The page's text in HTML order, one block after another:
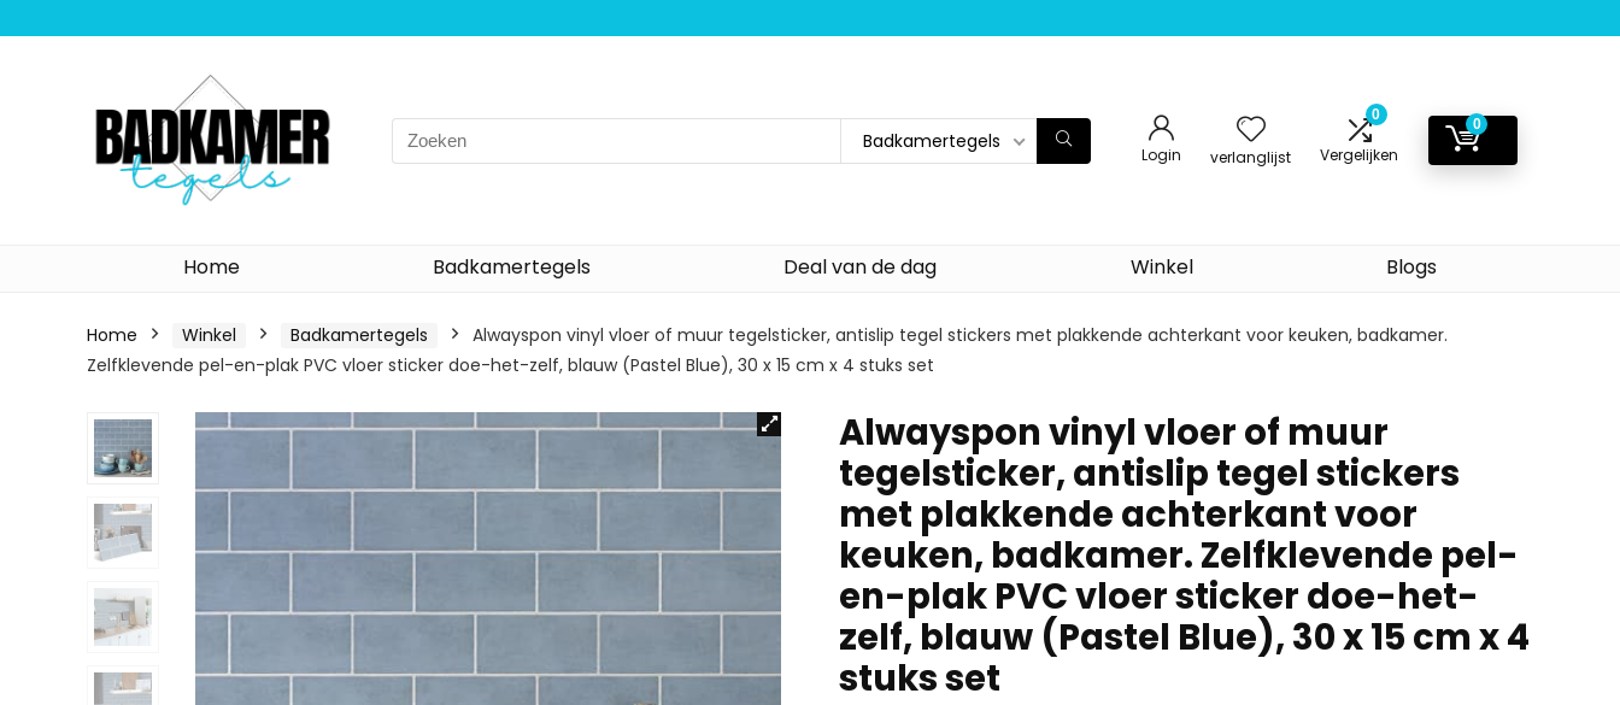
Search
for:
Badkamertegels
Login verlanglijst
0
Vergelijken
0
Home Badkamertegels Deal van de dag Winkel Blogs
Home Winkel Badkamertegels
Alwayspon vinyl vloer of muur tegelsticker, antislip tegel stickers met plakkende achterkant voor keuken, badkamer.
Zelfklevende pel-en-plak PVC vloer sticker doe-het-zelf, blauw (Pastel Blue), 30 x 15 cm x 4 stuks set
Alwayspon vinyl vloer of muur
tegelsticker, antislip tegel stickers
met plakkende achterkant voor
keuken, badkamer. Zelfklevende pel-
en-plak PVC vloer sticker doe-het-
zelf, blauw (Pastel Blue), 30 x 15 cm x 4
stuks set